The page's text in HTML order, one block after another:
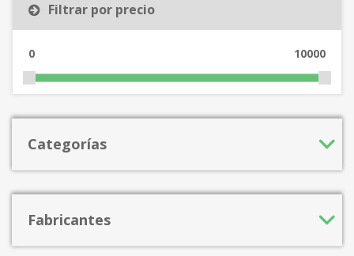
Filtrar por precio
0 10000
Categorías
Fabricantes